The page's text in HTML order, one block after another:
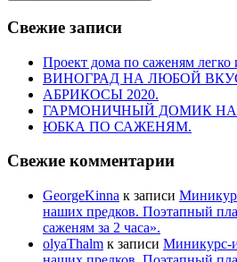
Свежие записи
Проект дома по саженям легко
ВИНОГРАД НА ЛЮБОЙ
АБРИКОСЫ 2020.
ГАРМОНИЧНЫЙ ДОМИК
ЮБКА ПО САЖЕНЯМ.
Свежие комментарии
GeorgeKinna к записи
наших предков. Поэтапный
саженям за 2 часа».
olyaThalm к записи Миникурс-